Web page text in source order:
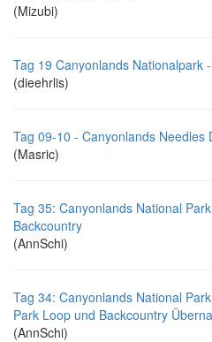
(Mizubi)
Tag 19 Canyonlands Nationalpark
(dieehrlis)
Tag 09-10 - Canyonlands Needles
(Masric)
Tag 35: Canyonlands National
Backcountry
(AnnSchi)
Tag 34: Canyonlands National
Park Loop und Backcountry
(AnnSchi)